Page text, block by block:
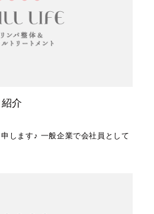
介
します♪ 一般企業で会社員として